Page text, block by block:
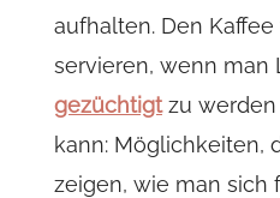
aufhalten. Den
servieren, wenn man
gezüchtigtzu werden
kann: Möglichkeiten,
zeigen, wie man sich